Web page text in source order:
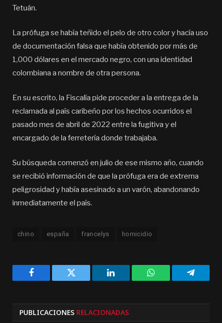
Tetuán.
La prófuga se había teñido el pelo de otro color y hacía uso
de documentación falsa que había obtenido por más de
1,000 dólares en el mercado negro, con una identidad
colombiana a nombre de otra persona.
En su escrito, la Fiscalía pide proceder a la entrega de la
reclamada al país caribeño por los hechos ocurridos el
pasado mes de abril de 2022 entre la fugitiva y el
encargado de la ferretería donde trabajaba.
Su búsqueda comenzó en julio de ese mismo año, cuando
se recibió información de que la prófuga era de extrema
peligrosidad y había asesinado a un varón, abandonando
inmediatamente el país.
chino españa francelys homicidio
Facebook Twitter LinkedIn WhatsApp
PUBLICACIONES RELACIONADAS